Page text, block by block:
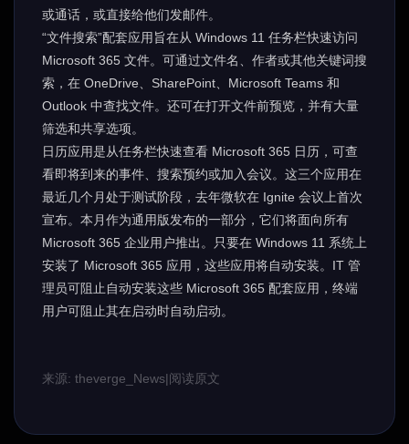
或通话，或直接给他们发邮件。
“文件搜索”配套应用旨在从 Windows 11 任务栏快速访问
Microsoft 365 文件。可通过文件名、作者或其他关键词搜
索，在 OneDrive、SharePoint、Microsoft Teams 和
Outlook 中查找文件。还可在打开文件前预览，并有大量
筛选和共享选项。
日历应用是从任务栏快速查看 Microsoft 365 日历，可查
看即将到来的事件、搜索预约或加入会议。这三个应用在
最近几个月处于测试阶段，去年微软在 Ignite 会议上首次
宣布。本月作为通用版发布的一部分，它们将面向所有
Microsoft 365 企业用户推出。只要在 Windows 11 系统上
安装了 Microsoft 365 应用，这些应用将自动安装。IT 管
理员可阻止自动安装这些 Microsoft 365 配套应用，终端
用户可阻止其在启动时自动启动。
来源: theverge_News|阅读原文